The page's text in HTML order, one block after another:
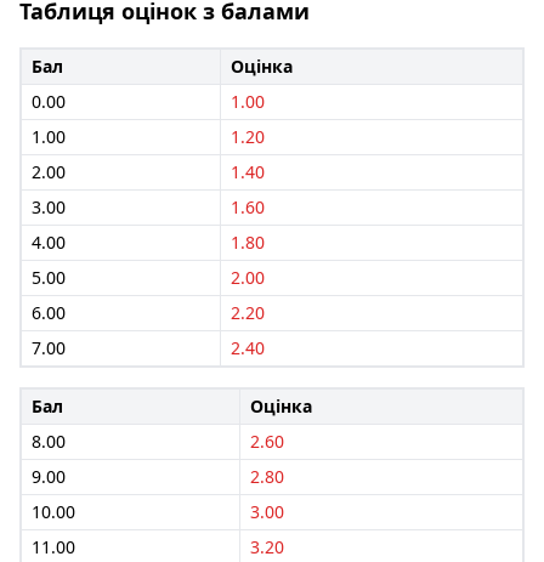
Таблиця оцінок з балами
Бал
Оцінка
0.00
1.00
1.00
1.20
2.00
1.40
3.00
1.60
4.00
1.80
5.00
2.00
6.00
2.20
7.00
2.40
Бал
Оцінка
8.00
2.60
9.00
2.80
10.00
3.00
11.00
3.20